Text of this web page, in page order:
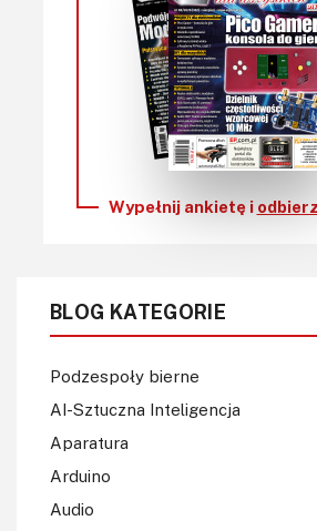
Wypełnij ankietę i
BLOG KATEGORIE
Podzespoły bierne
AI-Sztuczna Inteligencja
Aparatura
Arduino
Audio